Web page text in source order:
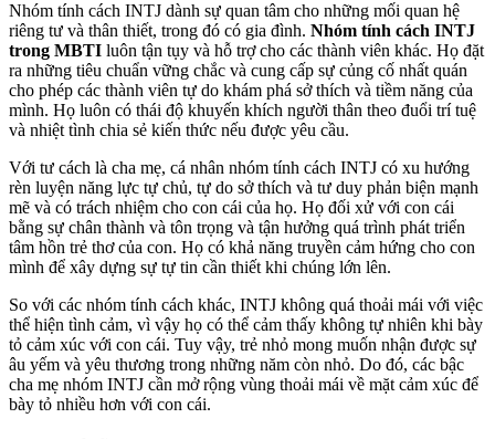
Nhóm tính cách INTJ dành sự quan tâm cho những mối quan hệ
riêng tư và thân thiết, trong đó có gia đình. Nhóm tính cách INTJ
trong MBTI luôn tận tụy và hỗ trợ cho các thành viên khác. Họ đặt
ra những tiêu chuẩn vững chắc và cung cấp sự củng cố nhất quán
cho phép các thành viên tự do khám phá sở thích và tiềm năng của
mình. Họ luôn có thái độ khuyến khích người thân theo đuổi trí tuệ
và nhiệt tình chia sẻ kiến thức nếu được yêu cầu.
Với tư cách là cha mẹ, cá nhân nhóm tính cách INTJ có xu hướng
rèn luyện năng lực tự chủ, tự do sở thích và tư duy phản biện mạnh
mẽ và có trách nhiệm cho con cái của họ. Họ đối xử với con cái
bằng sự chân thành và tôn trọng và tận hưởng quá trình phát triển
tâm hồn trẻ thơ của con. Họ có khả năng truyền cảm hứng cho con
mình để xây dựng sự tự tin cần thiết khi chúng lớn lên.
So với các nhóm tính cách khác, INTJ không quá thoải mái với việc
thể hiện tình cảm, vì vậy họ có thể cảm thấy không tự nhiên khi bày
tỏ cảm xúc với con cái. Tuy vậy, trẻ nhỏ mong muốn nhận được sự
âu yếm và yêu thương trong những năm còn nhỏ. Do đó, các bậc
cha mẹ nhóm INTJ cần mở rộng vùng thoải mái về mặt cảm xúc để
bày tỏ nhiều hơn với con cái.